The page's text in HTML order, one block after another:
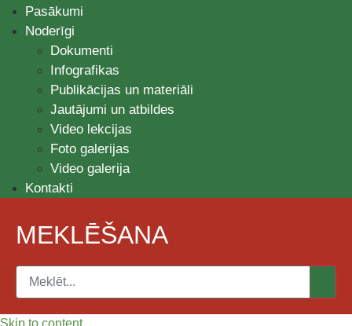
Pasākumi
Noderīgi
Dokumenti
Infografikas
Publikācijas un materiāli
Jautājumi un atbildes
Video lekcijas
Foto galerijas
Video galerija
Kontakti
MEKLĒŠANA
Skip to content